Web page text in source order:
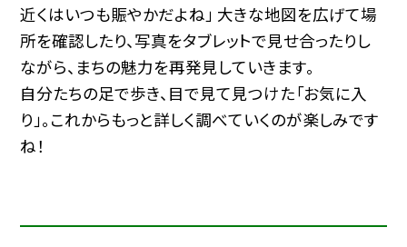
近くはいつも賑やかだよね」 大きな地図を広げて場
所を確認したり、写真をタブレットで見せ合ったりし
ながら、まちの魅力を再発見していきます。
自分たちの足で歩き、目で見て見つけた「お気に入
り」。これからもっと詳しく調べていくのが楽しみです
ね！